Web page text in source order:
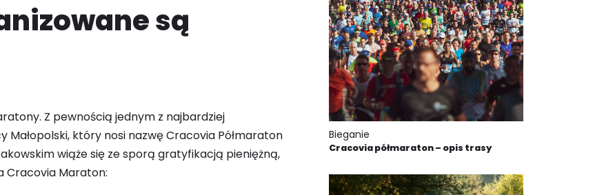
są
Z pewnością jednym z najbardziej
który nosi nazwę Cracovia Półmaraton
wiąże się ze sporą gratyfikacją pieniężną,
Cracovia Maraton:
Bieganie
Cracovia półmaraton – opis trasy